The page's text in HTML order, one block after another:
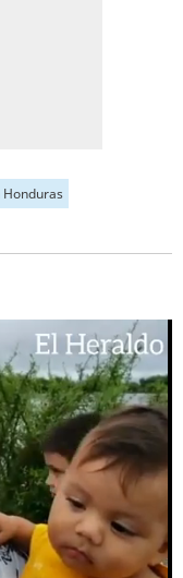
Honduras